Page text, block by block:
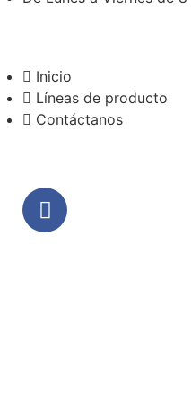
Inicio
Líneas de producto
Contáctanos